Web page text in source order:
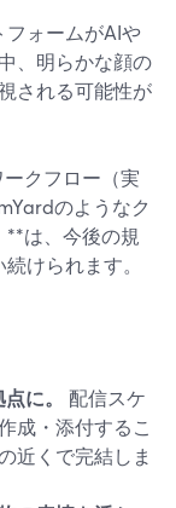
フォームがAIや
、明らかな顔の
される可能性が
クフロー（実
のようなク
**は、今後の規
けられます。
に。
配信スケ
成・添付するこ
近くで完結しま